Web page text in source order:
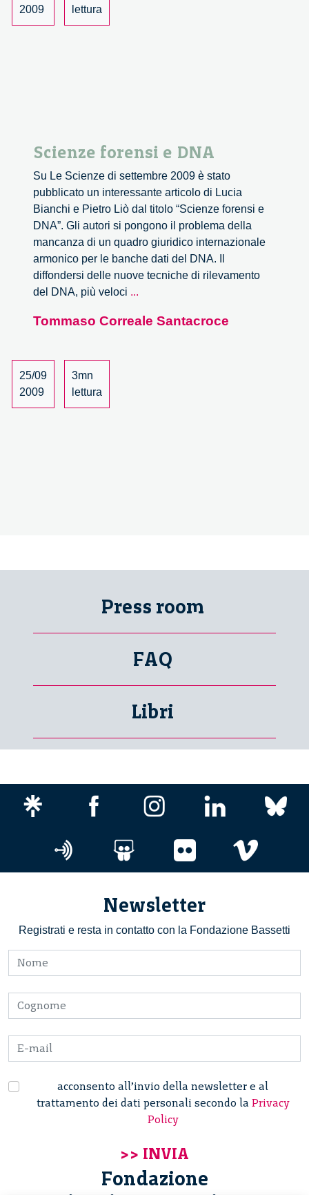
Family
2009
lettura
Scienze forensi e DNA
Su Le Scienze di settembre 2009 è stato
pubblicato un interessante articolo di Lucia
Bianchi e Pietro Liò dal titolo “Scienze forensi e
DNA”. Gli autori si pongono il problema della
mancanza di un quadro giuridico internazionale
armonico per le banche dati del DNA. Il
diffondersi delle nuove tecniche di rilevamento
del DNA, più veloci ...
e
Tommaso Correale Santacroce
25/09
2009
3mn
lettura
Press room
FAQ
Libri
Newsletter
Registrati e resta in contatto con la Fondazione Bassetti
acconsento all’invio della newsletter e al
trattamento dei dati personali secondo la Privacy
Policy
Fondazione